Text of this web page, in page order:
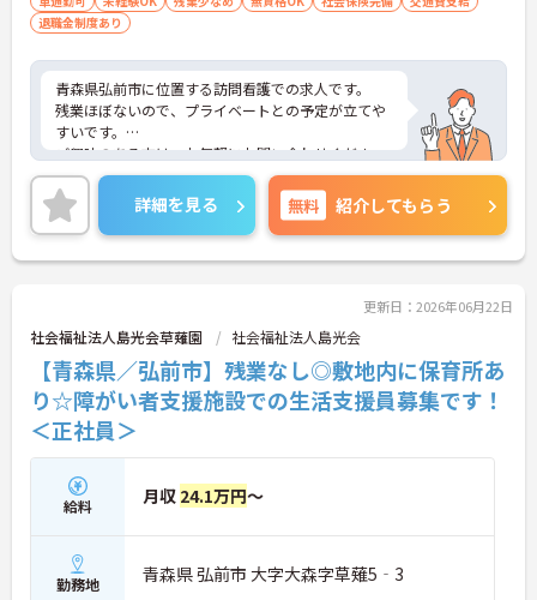
保って業務に集中できます。
退職金制度あり
青森県弘前市に位置する訪問看護での求人です。
残業ほぼないので、プライベートとの予定が立てや
すいです。
ご興味のある方は、お気軽にお問い合わせくださ
い。
詳細を見る 無料 紹介してもらう
更新日：2026年06月22日
社会福祉法人島光会草薙園 社会福祉法人島光会
【青森県／弘前市】残業なし◎敷地内に保育所あ
り☆障がい者支援施設での生活支援員募集です！
＜正社員＞
給料 月収 24.1万円～
勤務地 青森県 弘前市 大字大森字草薙5‐3